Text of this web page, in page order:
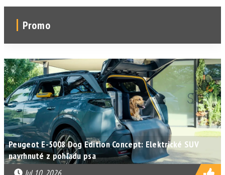
Promo
Peugeot E-5008 Dog Edition Concept: Elektrické SUV
navrhnuté z pohľadu psa